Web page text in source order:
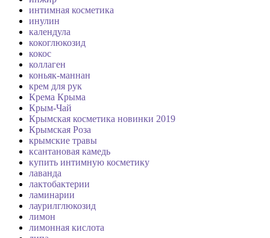
интимная косметика
инулин
календула
кокоглюкозид
кокос
коллаген
коньяк-маннан
крем для рук
Крема Крыма
Крым-Чай
Крымская косметика новинки 2019
Крымская Роза
крымские травы
ксантановая камедь
купить интимную косметику
лаванда
лактобактерии
ламинарии
лаурилглюкозид
лимон
лимонная кислота